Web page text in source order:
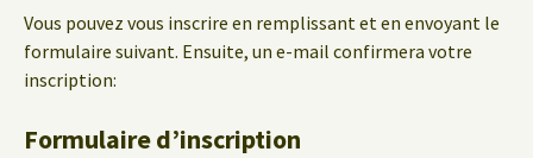
Vous pouvez vous inscrire en remplissant et en envoyant le
formulaire suivant. Ensuite, un e-mail confirmera votre
inscription:
Formulaire d’inscription